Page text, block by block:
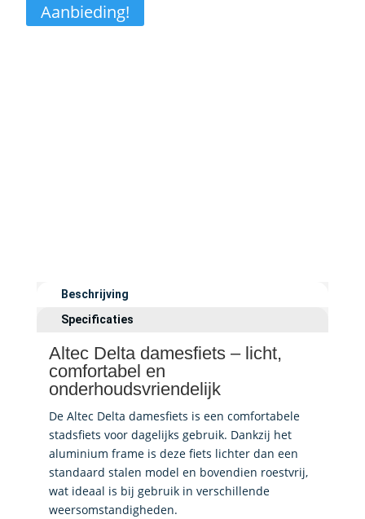
Aanbieding!
Beschrijving
Specificaties
Altec Delta damesfiets – licht,
comfortabel en
onderhoudsvriendelijk
De Altec Delta damesfiets is een comfortabele
stadsfiets voor dagelijks gebruik. Dankzij het
aluminium frame is deze fiets lichter dan een
standaard stalen model en bovendien roestvrij,
wat ideaal is bij gebruik in verschillende
weersomstandigheden.